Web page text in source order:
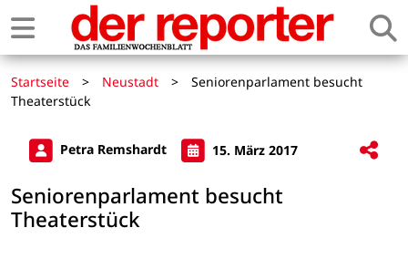
Startseite > Neustadt >
Seniorenparlament besucht
Theaterstück
Petra Remshardt 15. März 2017
Seniorenparlament besucht
Theaterstück